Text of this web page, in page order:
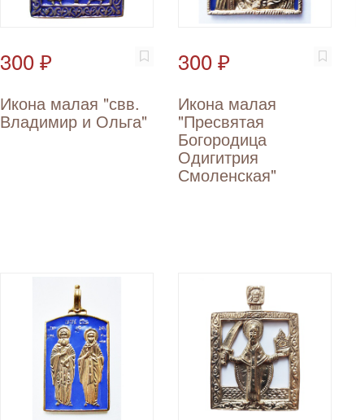
300 ₽
Икона малая "свв.
Владимир и Ольга"
300 ₽
Икона малая
"Пресвятая
Богородица
Одигитрия
Смоленская"